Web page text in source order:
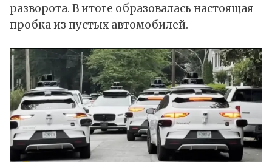
разворота. В итоге образовалась настоящая
пробка из пустых автомобилей.